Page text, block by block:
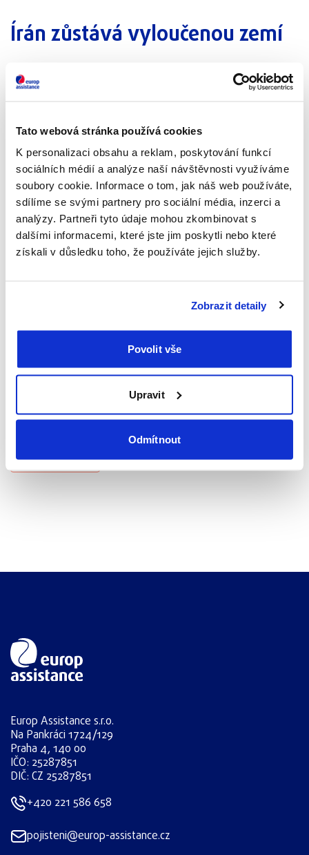
Tato webová stránka používá cookies
K personalizaci obsahu a reklam, poskytování funkcí
sociálních médií a analýze naší návštěvnosti využíváme
soubory cookie. Informace o tom, jak náš web používáte,
sdílíme se svými partnery pro sociální média, inzerci a
analýzy. Partneři tyto údaje mohou zkombinovat s
dalšími informacemi, které jste jim poskytli nebo které
získali v důsledku toho, že používáte jejich služby.
Zobrazit detaily
Povolit vše
Upravit
Odmítnout
Írán zůstává vyloučenou zemí
Írán je dlouhodobě veden jako vyloučená země (excluded
Na jeho území neposkytujeme pojistné krytí.
Nevzniká nárok na pojistné plnění, pokud událost nastane
v Íránu.
Pro ostatní země regionu je však pojištění nadále platné.
Doporučení pro bezpečné
cestování
V mimořádných situacích je důležité spoléhat na ověřené
Web Ministerstva zahraničních věcí ČR
Registraci do systémuDROZD. Systém upozorňuje
cestovatele na mimořádné události v destinaci.
Zpět na články
Europ Assistance s.r.o.
Na Pankráci 1724/129
Praha 4, 140 00
IČO: 25287851
DIČ: CZ 25287851
+420 221 586 658
pojisteni@europ-assistance.cz